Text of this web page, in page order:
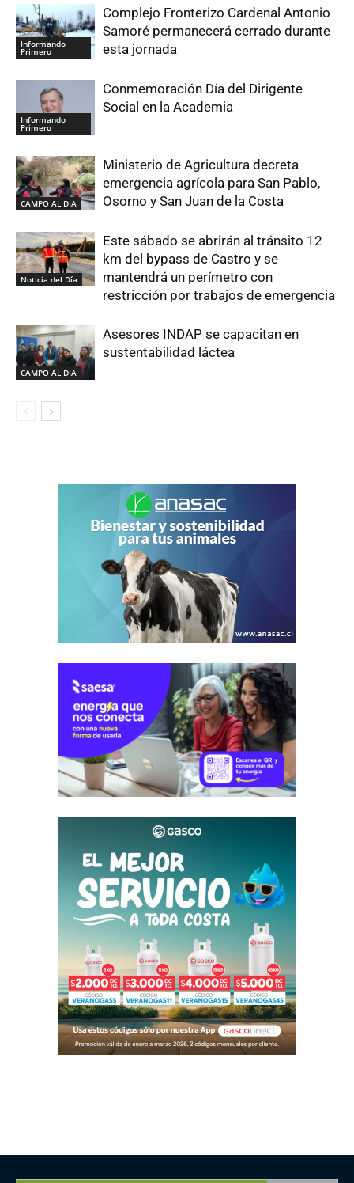
Informando
Primero
Complejo Fronterizo Cardenal Antonio
Samoré permanecerá cerrado durante
esta jornada
Informando
Primero
Conmemoración Día del Dirigente
Social en la Academia
CAMPO AL DIA
Ministerio de Agricultura decreta
emergencia agrícola para San Pablo,
Osorno y San Juan de la Costa
Noticia del Día
Este sábado se abrirán al tránsito 12
km del bypass de Castro y se
mantendrá un perímetro con
restricción por trabajos de emergencia
CAMPO AL DIA
Asesores INDAP se capacitan en
sustentabilidad láctea